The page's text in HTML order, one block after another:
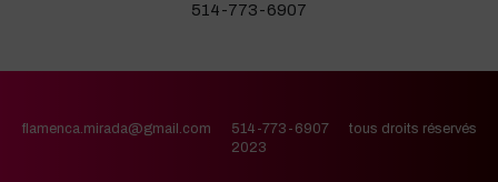
514-773-6907
flamenca.mirada@gmail.com 514-773-6907 tous droits réservés
2023